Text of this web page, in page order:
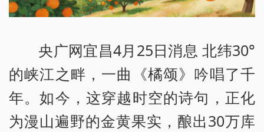
央广网宜昌4月25日消息 北纬30°
的峡江之畔，一曲《橘颂》吟唱了千
年。如今，这穿越时空的诗句，正化
为漫山遍野的金黄果实，酿出30万库